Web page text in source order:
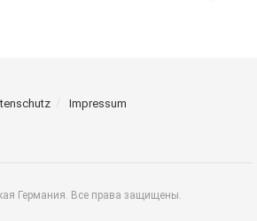
Impressum
Германия. Все права защищены.